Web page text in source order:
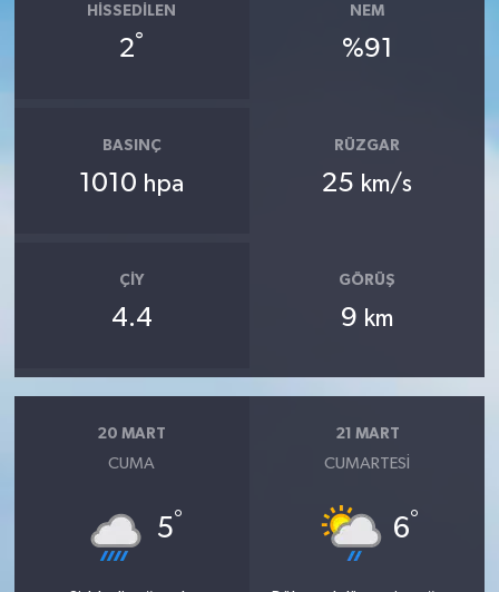
HISSEDILEN
2°
NEM
%91
BASINÇ
1010 hpa
RÜZGAR
25 km/s
ÇIY
4.4
GÖRÜŞ
9 km
20 MART
CUMA
5°
21 MART
CUMARTESI
6°